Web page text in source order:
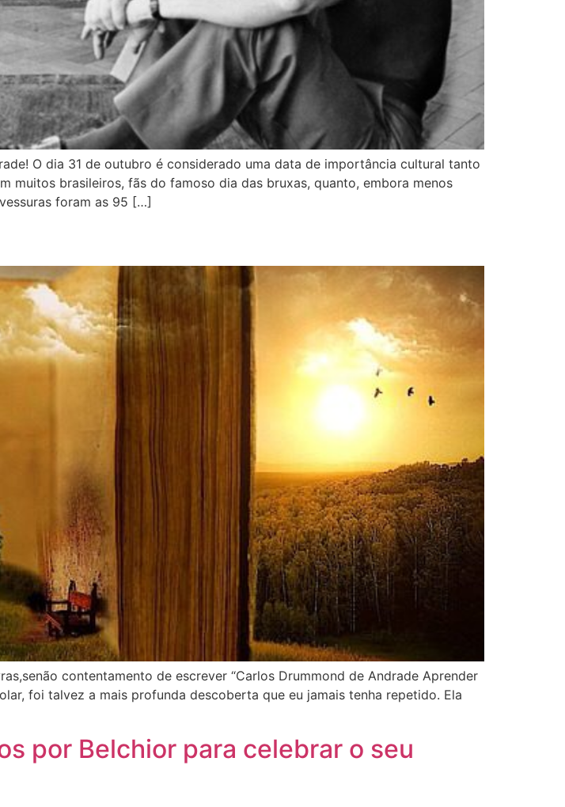
O dia 31 de outubro é considerado uma data de importância cultural tanto
muitos brasileiros, fãs do famoso dia das bruxas, quanto, embora menos
foram as 95 […]
contentamento de escrever “Carlos Drummond de Andrade Aprender
foi talvez a mais profunda descoberta que eu jamais tenha repetido. Ela
por Belchior para celebrar o seu